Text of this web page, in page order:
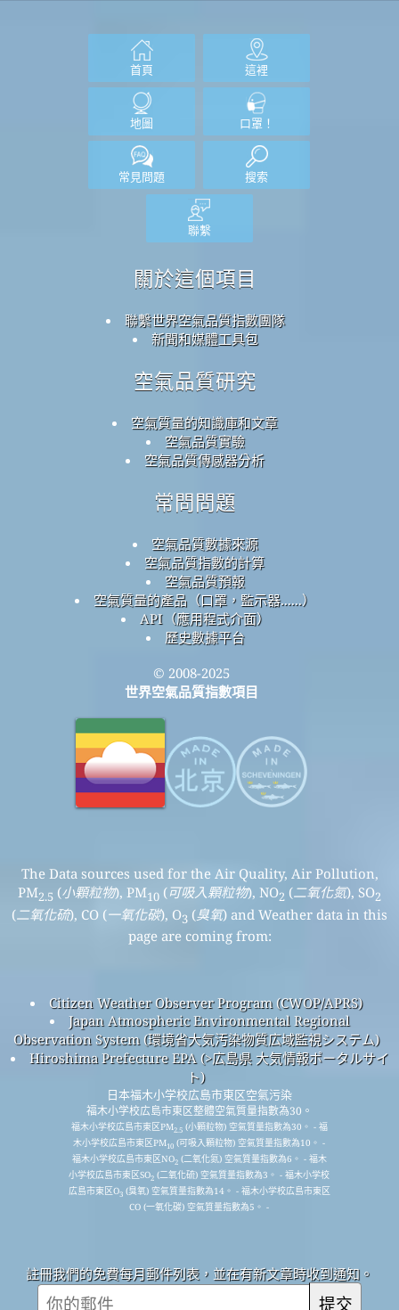
首頁 這裡
地圖 口罩！
常見問題 搜索
聯繫
關於這個項目
聯繫世界空氣品質指數團隊
新聞和媒體工具包
空氣品質研究
空氣質量的知識庫和文章
空氣品質實驗
空氣品質傳感器分析
常問問題
空氣品質數據來源
空氣品質指數的計算
空氣品質預報
空氣質量的產品（口罩，監示器......）
API（應用程式介面）
歷史數據平台
© 2008-2025
世界空氣品質指數項目
The Data sources used for the Air Quality, Air Pollution,
PM2.5 (小顆粒物), PM10 (可吸入顆粒物), NO2 (二氧化氮), SO2
(二氧化硫), CO (一氧化碳), O3 (臭氧) and Weather data in this
page are coming from:
Citizen Weather Observer Program (CWOP/APRS)
Japan Atmospheric Environmental Regional
Observation System (環境省大気汚染物質広域監視システム)
Hiroshima Prefecture EPA (>広島県 大気情報ポータルサイ
ト)
日本福木小学校広島市東区空氣污染
福木小学校広島市東区整體空氣質量指數為30。
福木小学校広島市東区PM2.5(小顆粒物) 空氣質量指數為30。 - 福
木小学校広島市東区PM10 (可吸入顆粒物) 空氣質量指數為10。 -
福木小学校広島市東区NO2(二氧化氮) 空氣質量指數為6。 - 福木
小学校広島市東区SO2 (二氧化硫) 空氣質量指數為3。 - 福木小学校
広島市東区O3(臭氧) 空氣質量指數為14。 - 福木小学校広島市東区
CO (一氧化碳) 空氣質量指數為5。 -
註冊我們的免費每月郵件列表，並在有新文章時收到通知。
提交